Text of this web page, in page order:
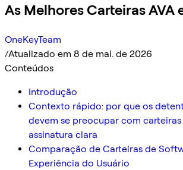
As Melhores Carteiras AVA
OneKeyTeam
/Atualizado em 8 de mai. de 2026
Conteúdos
Introdução
Contexto rápido: por que os
devem se preocupar com
assinatura clara
Comparação de Carteiras de
Experiência do Usuário